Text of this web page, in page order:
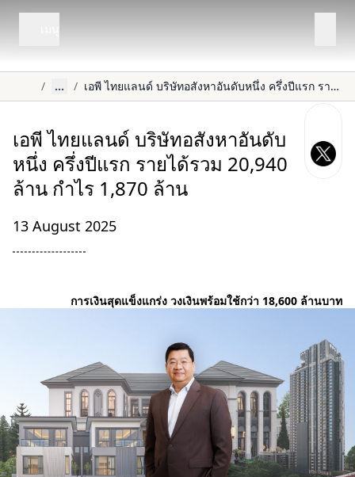
/ ... / เอพี ไทยแลนด์ บริษัทอสังหาอันดับหนึ่ง ครึ่งปีแรก รายได้รวม 20,940 ล้าน กำไร 1,870 ล้าน
เอพี ไทยแลนด์ บริษัทอสังหาอันดับ
หนึ่ง ครึ่งปีแรก รายได้รวม 20,940
ล้าน กำไร 1,870 ล้าน
13 August 2025
การเงินสุดแข็งแกร่ง วงเงินพร้อมใช้กว่า 18,600 ล้านบาท